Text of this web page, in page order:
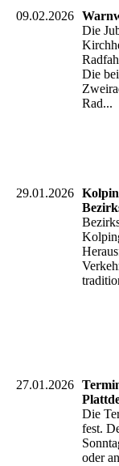
09.02.2026
Die
Die
Rad...
29.01.2026
27.01.2026
Die
fest.
oder